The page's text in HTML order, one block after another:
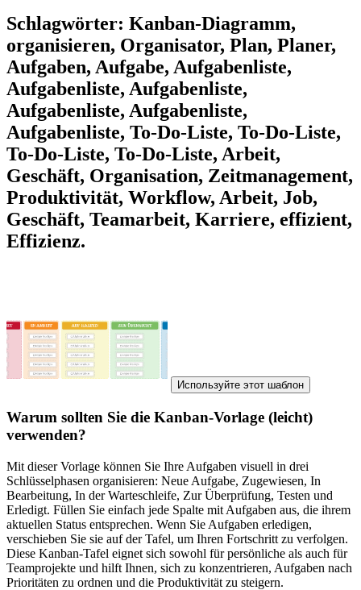
Schlagwörter: Kanban-Diagramm,
organisieren, Organisator, Plan, Planer,
Aufgaben, Aufgabe, Aufgabenliste,
Aufgabenliste, Aufgabenliste,
Aufgabenliste, Aufgabenliste,
Aufgabenliste, To-Do-Liste, To-Do-Liste,
To-Do-Liste, To-Do-Liste, Arbeit,
Geschäft, Organisation, Zeitmanagement,
Produktivität, Workflow, Arbeit, Job,
Geschäft, Teamarbeit, Karriere, effizient,
Effizienz.
Используйте этот шаблон
Warum sollten Sie die Kanban-Vorlage (leicht)
verwenden?
Mit dieser Vorlage können Sie Ihre Aufgaben visuell in drei
Schlüsselphasen organisieren: Neue Aufgabe, Zugewiesen, In
Bearbeitung, In der Warteschleife, Zur Überprüfung, Testen und
Erledigt. Füllen Sie einfach jede Spalte mit Aufgaben aus, die ihrem
aktuellen Status entsprechen. Wenn Sie Aufgaben erledigen,
verschieben Sie sie auf der Tafel, um Ihren Fortschritt zu verfolgen.
Diese Kanban-Tafel eignet sich sowohl für persönliche als auch für
Teamprojekte und hilft Ihnen, sich zu konzentrieren, Aufgaben nach
Prioritäten zu ordnen und die Produktivität zu steigern.